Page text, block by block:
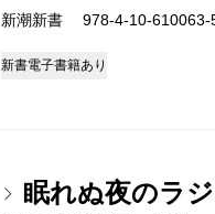
新潮新書 978-4-10-
新書電子書籍あり
眠れぬ夜のラ